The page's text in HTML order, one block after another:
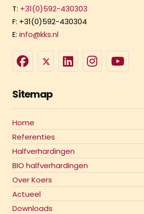
T: +31(0)592-430303
F: +31(0)592-430304
E: info@kks.nl
Sitemap
Home
Referenties
Halfverhardingen
BIO halfverhardingen
Over Koers
Actueel
Downloads